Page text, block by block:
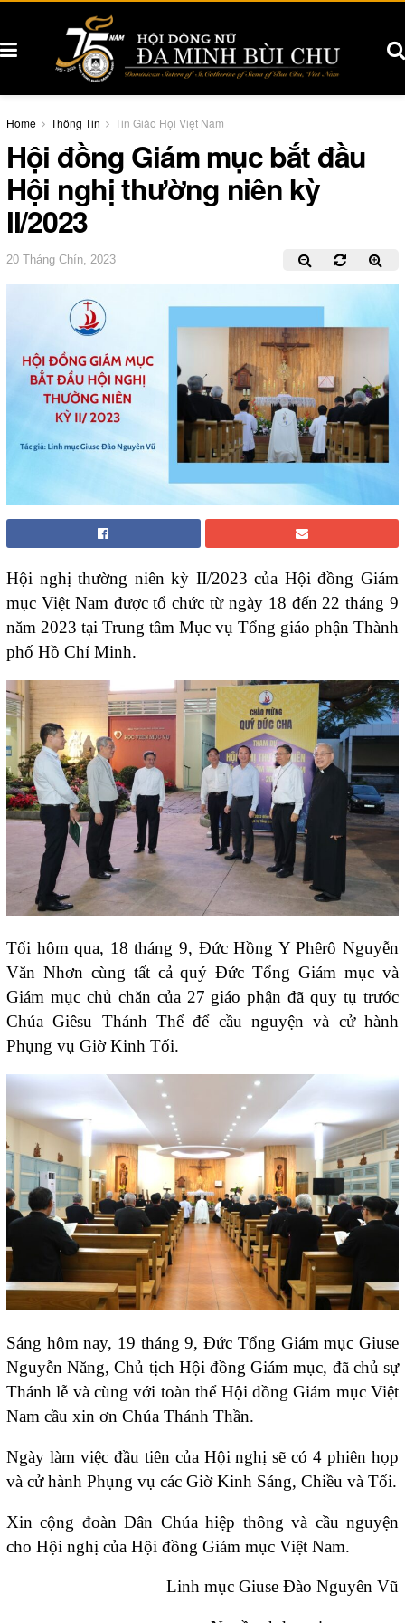
Home Thông Tin Tin Giáo Hội Việt Nam
Hội đồng Giám mục bắt đầu
Hội nghị thường niên kỳ
II/2023
20 Tháng Chín, 2023
Hội nghị thường niên kỳ II/2023 của Hội đồng Giám
mục Việt Nam được tổ chức từ ngày 18 đến 22 tháng 9
năm 2023 tại Trung tâm Mục vụ Tổng giáo phận Thành
phố Hồ Chí Minh.
Tối hôm qua, 18 tháng 9, Đức Hồng Y Phêrô Nguyễn
Văn Nhơn cùng tất cả quý Đức Tổng Giám mục và
Giám mục chủ chăn của 27 giáo phận đã quy tụ trước
Chúa Giêsu Thánh Thể để cầu nguyện và cử hành
Phụng vụ Giờ Kinh Tối.
Sáng hôm nay, 19 tháng 9, Đức Tổng Giám mục Giuse
Nguyễn Năng, Chủ tịch Hội đồng Giám mục, đã chủ sự
Thánh lễ và cùng với toàn thể Hội đồng Giám mục Việt
Nam cầu xin ơn Chúa Thánh Thần.
Ngày làm việc đầu tiên của Hội nghị sẽ có 4 phiên họp
và cử hành Phụng vụ các Giờ Kinh Sáng, Chiều và Tối.
Xin cộng đoàn Dân Chúa hiệp thông và cầu nguyện
cho Hội nghị của Hội đồng Giám mục Việt Nam.
Linh mục Giuse Đào Nguyên Vũ